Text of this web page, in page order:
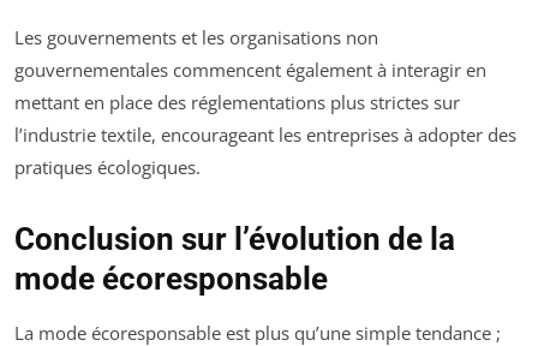
Les gouvernements et les organisations non
gouvernementales commencent également à interagir en
mettant en place des réglementations plus strictes sur
l’industrie textile, encourageant les entreprises à adopter des
pratiques écologiques.
Conclusion sur l’évolution de la
mode écoresponsable
La mode écoresponsable est plus qu’une simple tendance ;